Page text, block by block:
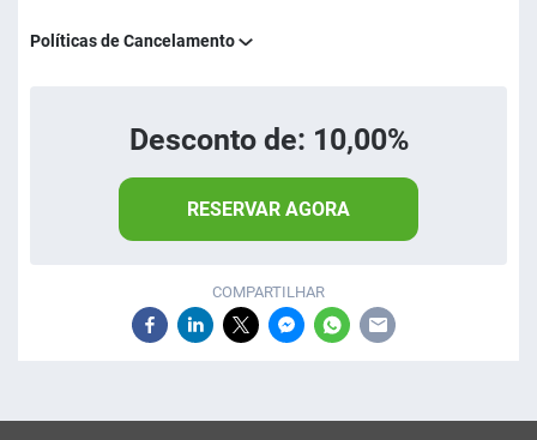
Políticas de Cancelamento
Desconto de: 10,00%
RESERVAR AGORA
COMPARTILHAR